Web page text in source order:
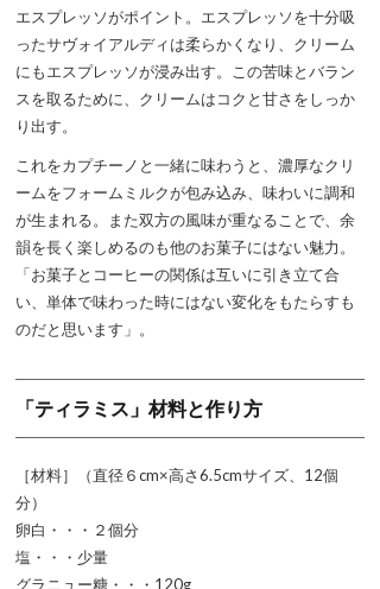
エスプレッソがポイント。エスプレッソを十分吸
ったサヴォイアルディは柔らかくなり、クリーム
にもエスプレッソが浸み出す。この苦味とバラン
スを取るために、クリームはコクと甘さをしっか
り出す。
これをカプチーノと一緒に味わうと、濃厚なクリ
ームをフォームミルクが包み込み、味わいに調和
が生まれる。また双方の風味が重なることで、余
韻を長く楽しめるのも他のお菓子にはない魅力。
「お菓子とコーヒーの関係は互いに引き立て合
い、単体で味わった時にはない変化をもたらすも
のだと思います」。
「ティラミス」材料と作り方
［材料］（直径６cm×高さ6.5cmサイズ、12個
分）
卵白・・・２個分
塩・・・少量
グラニュー糖・・・120g